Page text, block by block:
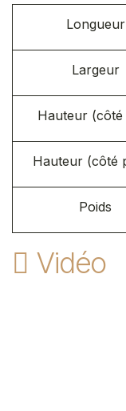
Longueur
Largeur
Hauteur (côté
Hauteur (côté
Poids
Vidéo